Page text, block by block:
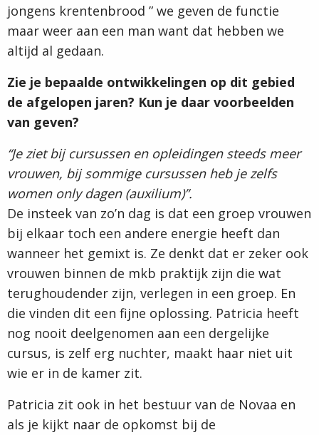
jongens krentenbrood ” we geven de functie
maar weer aan een man want dat hebben we
altijd al gedaan.
Zie je bepaalde ontwikkelingen op dit gebied
de afgelopen jaren? Kun je daar voorbeelden
van geven?
“Je ziet bij cursussen en opleidingen steeds meer
vrouwen, bij sommige cursussen heb je zelfs
women only dagen (auxilium)”.
De insteek van zo’n dag is dat een groep vrouwen
bij elkaar toch een andere energie heeft dan
wanneer het gemixt is. Ze denkt dat er zeker ook
vrouwen binnen de mkb praktijk zijn die wat
terughoudender zijn, verlegen in een groep. En
die vinden dit een fijne oplossing. Patricia heeft
nog nooit deelgenomen aan een dergelijke
cursus, is zelf erg nuchter, maakt haar niet uit
wie er in de kamer zit.
Patricia zit ook in het bestuur van de Novaa en
als je kijkt naar de opkomst bij de